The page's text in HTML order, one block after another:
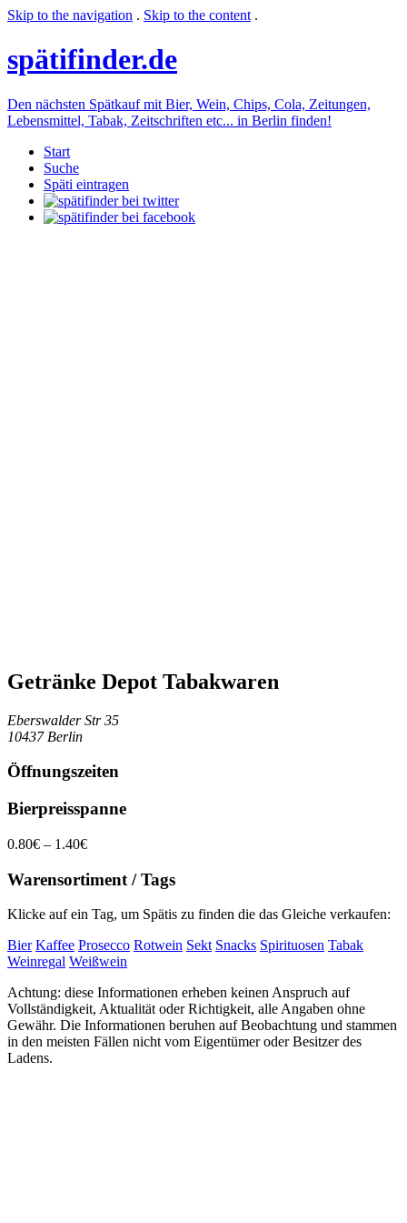
Skip to the navigation . Skip to the content .
spätifinder.de
Den nächsten Spätkauf mit Bier, Wein, Chips, Cola, Zeitungen,
Lebensmittel, Tabak, Zeitschriften etc... in Berlin finden!
Start
Suche
Späti eintragen
Getränke Depot Tabakwaren
Eberswalder Str 35
10437 Berlin
Öffnungszeiten
Bierpreisspanne
0.80€ – 1.40€
Warensortiment / Tags
Klicke auf ein Tag, um Spätis zu finden die das Gleiche verkaufen:
Bier Kaffee Prosecco Rotwein Sekt Snacks Spirituosen Tabak
Weinregal Weißwein
Achtung: diese Informationen erheben keinen Anspruch auf
Vollständigkeit, Aktualität oder Richtigkeit, alle Angaben ohne
Gewähr. Die Informationen beruhen auf Beobachtung und stammen
in den meisten Fällen nicht vom Eigentümer oder Besitzer des
Ladens.